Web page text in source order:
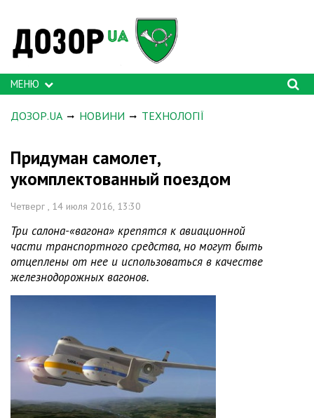
МЕНЮ
ДОЗОР.UA НОВИНИ ТЕХНОЛОГІЇ
Придуман самолет,
укомплектованный поездом
Четверг , 14 июля 2016, 13:30
Три салона-«вагона» крепятся к авиационной
части транспортного средства, но могут быть
отцеплены от нее и использоваться в качестве
железнодорожных вагонов.